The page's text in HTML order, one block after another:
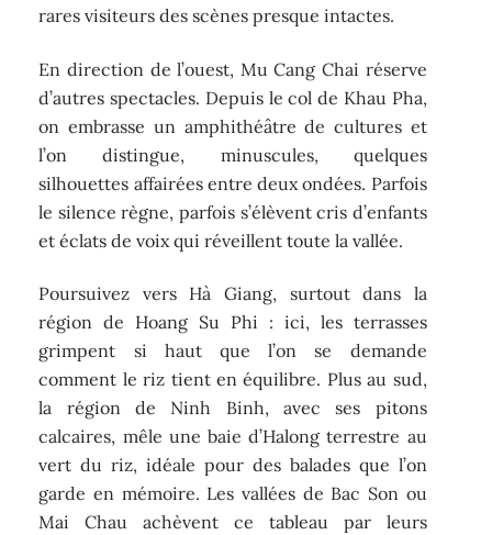
rares visiteurs des scènes presque intactes.
En direction de l’ouest, Mu Cang Chai réserve
d’autres spectacles. Depuis le col de Khau Pha,
on embrasse un amphithéâtre de cultures et
l’on distingue, minuscules, quelques
silhouettes affairées entre deux ondées. Parfois
le silence règne, parfois s’élèvent cris d’enfants
et éclats de voix qui réveillent toute la vallée.
Poursuivez vers Hà Giang, surtout dans la
région de Hoang Su Phi : ici, les terrasses
grimpent si haut que l’on se demande
comment le riz tient en équilibre. Plus au sud,
la région de Ninh Binh, avec ses pitons
calcaires, mêle une baie d’Halong terrestre au
vert du riz, idéale pour des balades que l’on
garde en mémoire. Les vallées de Bac Son ou
Mai Chau achèvent ce tableau par leurs